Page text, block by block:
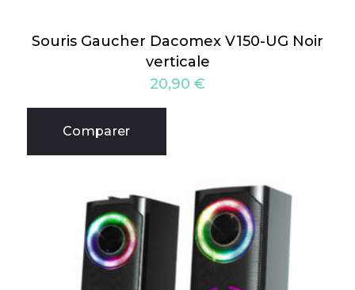
Souris Gaucher Dacomex V150-UG Noir
verticale
20,90 €
Comparer